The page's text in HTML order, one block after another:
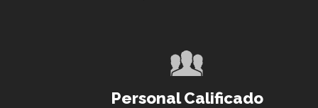
Personal Calificado